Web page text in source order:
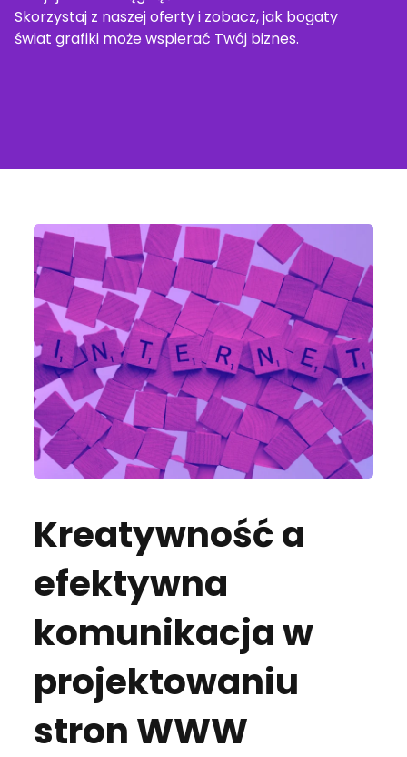
Skorzystaj z naszej oferty i zobacz, jak bogaty
świat grafiki może wspierać Twój biznes.
Kreatywność a
efektywna
komunikacja w
projektowaniu
stron WWW